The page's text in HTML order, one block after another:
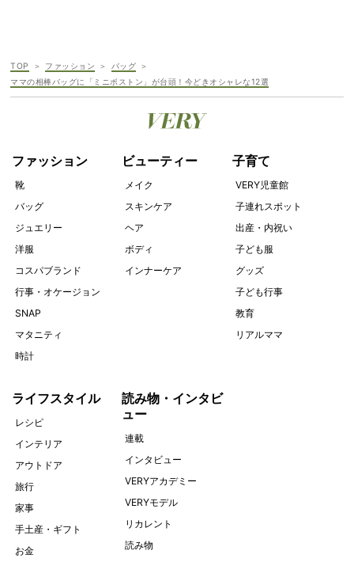
TOP ファッション
バッグ
ママの相棒バッグに「ミニボストン」が台頭！今どきオシャレな12選
ファッション
靴
バッグ
ジュエリー
洋服
コスパブランド
行事・オケージョン
SNAP
マタニティ
時計
ビューティー
メイク
スキンケア
ヘア
ボディ
インナーケア
子育て
VERY児童館
子連れスポット
出産・内祝い
子ども服
グッズ
子ども行事
教育
リアルママ
ライフスタイル
レシピ
インテリア
アウトドア
旅行
家事
手土産・ギフト
お金
読み物・インタビ
ュー
連載
インタビュー
VERYアカデミー
VERYモデル
リカレント
読み物